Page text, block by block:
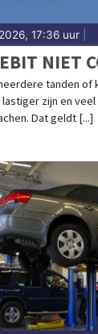
17:36 uur
NIET
tanden of
zijn en
Dat geldt [...]